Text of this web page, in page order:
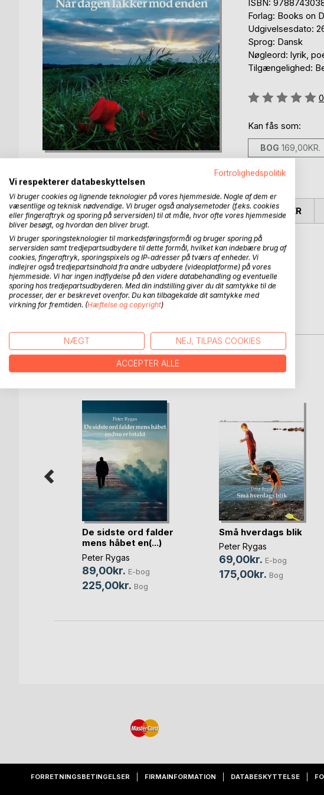
ISBN:
Forlag: Books on
Udgivelsesdato:
Sprog: Dansk
Nøgleord: lyrik,
Tilgængelighed:
Anmeldelse::
0
Kan fås som:
BOG 169,00KR.
BESKRIVELSE
Her hvor livet mest er erindringer
og forståelsen på nye tider
mest er uforståelig.
Er udsynet til tilværelsen
mere og mere skræmmende.
Det mærkes, at elastikken slappes
FORFATTER PRESSEN SKRIVER
FLERE TITLER HOSBoD
De sidste ord falder
mens håbet en(...)
Peter Rygas
89,00kr. E-bog
225,00kr. Bog
Små hverdags blik
Peter Rygas
69,00kr. E-bog
175,00kr. Bog
FORRETNINGSBETINGELSER FIRMAINFORMATION DATABESKYTTELSE
Fortrolighedspolitik
Vi respekterer databeskyttelsen
Vi bruger cookies og lignende teknologier på vores hjemmeside. Nogle af dem er
væsentlige og teknisk nødvendige. Vi bruger også analysemetoder (f.eks. cookies
eller fingeraftryk og sporing på serversiden) til at måle, hvor ofte vores hjemmeside
bliver besøgt, og hvordan den bliver brugt.
Vi bruger sporingsteknologier til markedsføringsformål og bruger sporing på
serversiden samt tredjepartsudbydere til dette formål, hvilket kan indebære brug af
cookies, fingeraftryk, sporingspixels og IP-adresser på tværs af enheder. Vi
indlejrer også tredjepartsindhold fra andre udbydere (videoplatforme) på vores
hjemmeside. Vi har ingen indflydelse på den videre databehandling og eventuelle
sporing hos tredjepartsudbyderen. Med din indstilling giver du dit samtykke til de
processer, der er beskrevet ovenfor. Du kan tilbagekalde dit samtykke med
virkning for fremtiden. (Hæftelse og copyright)
NÆGT NEJ, TILPAS COOKIES
ACCEPTER ALLE